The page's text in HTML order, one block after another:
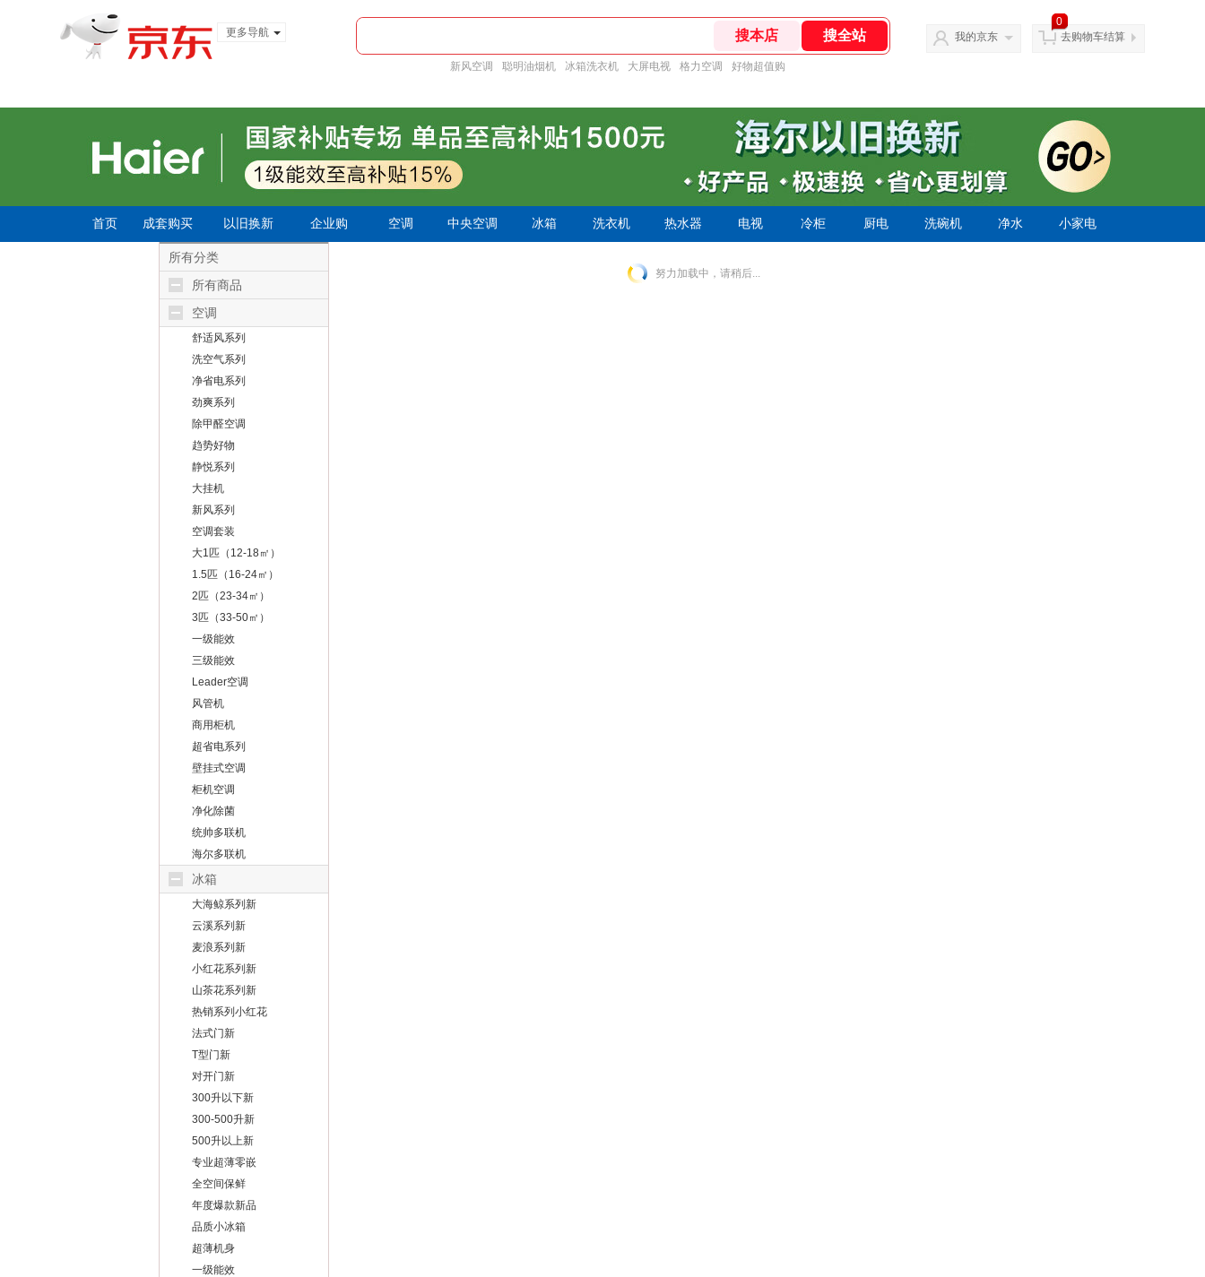
更多导航
新风空调 聪明油烟机 冰箱洗衣机 大屏电视 格力空调 好物超值购
我的京东
0
去购物车结算
首页 成套购买 以旧换新 企业购 空调 中央空调 冰箱 洗衣机 热水器 电视 冷柜 厨电 洗碗机 净水 小家电
所有分类
所有商品
空调
舒适风系列
洗空气系列
净省电系列
劲爽系列
除甲醛空调
趋势好物
静悦系列
大挂机
新风系列
空调套装
大1匹（12-18㎡）
1.5匹（16-24㎡）
2匹（23-34㎡）
3匹（33-50㎡）
一级能效
三级能效
Leader空调
风管机
商用柜机
超省电系列
壁挂式空调
柜机空调
净化除菌
统帅多联机
海尔多联机
冰箱
大海鲸系列新
云溪系列新
麦浪系列新
小红花系列新
山茶花系列新
热销系列小红花
法式门新
T型门新
对开门新
300升以下新
300-500升新
500升以上新
专业超薄零嵌
全空间保鲜
年度爆款新品
品质小冰箱
超薄机身
一级能效
努力加载中，请稍后...